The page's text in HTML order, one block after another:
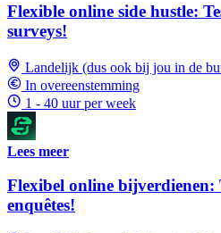
Flexible online side hustle:
surveys!
Landelijk (dus ook bij jou in de
In overeenstemming
1 - 40 uur per week
Lees meer
Flexibel online bijverdienen:
enquêtes!